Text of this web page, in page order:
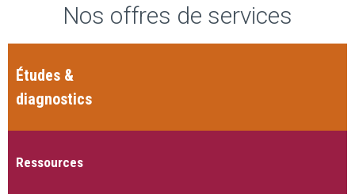
Nos offres de services
Études &
diagnostics
Ressources